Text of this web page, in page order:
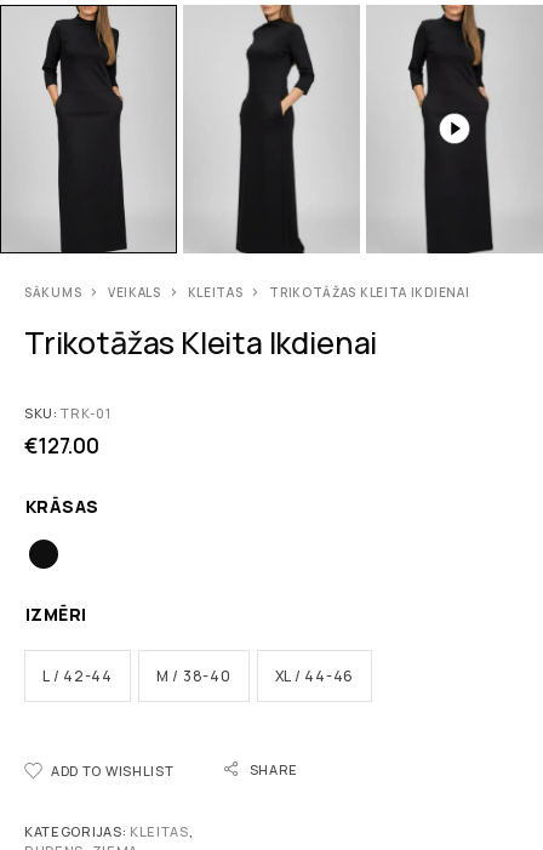
SĀKUMS VEIKALS KLEITAS TRIKOTĀŽAS KLEITA IKDIENAI
Trikotāžas Kleita Ikdienai
SKU:TRK-01
€127.00
KRĀSAS
IZMĒRI
L / 42-44 M / 38-40 XL / 44-46
ADD TO WISHLIST SHARE
KATEGORIJAS: KLEITAS